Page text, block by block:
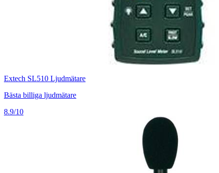
Extech SL510 Ljudmätare
Bästa billiga ljudmätare
8.9/10